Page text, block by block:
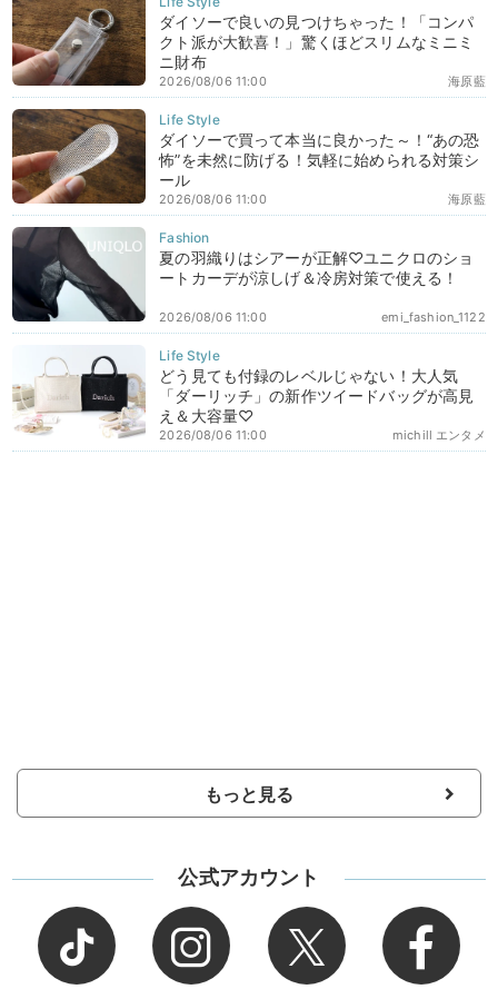
ダイソーで良いの見つけちゃった！「コンパ
クト派が大歓喜！」驚くほどスリムなミニミ
ニ財布
海原藍
2026/08/06 11:00
ダイソーで買って本当に良かった～！“あの恐
怖”を未然に防げる！気軽に始められる対策シ
ール
海原藍
2026/08/06 11:00
夏の羽織りはシアーが正解♡ユニクロのショ
ートカーデが涼しげ＆冷房対策で使える！
emi_fashion_1122
2026/08/06 11:00
どう見ても付録のレベルじゃない！大人気
「ダーリッチ」の新作ツイードバッグが高見
え＆大容量♡
michill エンタメ
2026/08/06 11:00
もっと見る
公式アカウント